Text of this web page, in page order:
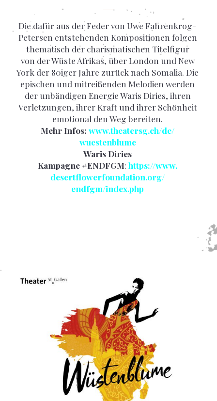
Die dafür aus der Feder von Uwe Fahrenkrog-
Petersen entstehenden Kompositionen folgen
thematisch der charismatischen Titelfigur
von der Wüste Afrikas, über London und New
York der 80iger Jahre zurück nach Somalia. Die
epischen und mitreißenden Melodien werden
der unbändigen Energie Waris Diries, ihren
Verletzungen, ihrer Kraft und ihrer Schönheit
emotional den Weg bereiten.
Mehr Infos: www.theatersg.ch/de/
wuestenblume
Waris Diries
Kampagne #ENDFGM: https://www.
desertflowerfoundation.org/
endfgm/index.php